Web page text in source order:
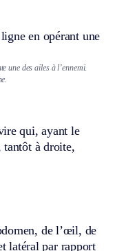
en opérant une
une des ailes à l’ennemi.
qui, ayant le
tantôt à droite,
de l’œil, de
latéral par rapport